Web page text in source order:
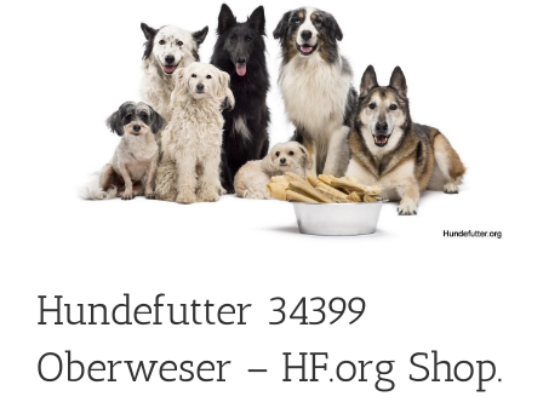
Hundefutter 34399
Oberweser – HF.org Shop.